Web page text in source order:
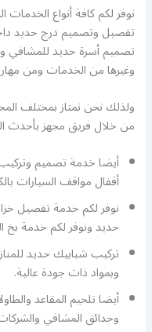
نوفر لكم كافة أنواع
تفصيل وتصميم درج حديد
تصميم أسرة حديد للمشافي
وغيرها من الخدمات ومن
ولذلك نحن نمتاز بمختلف
من خلال فريق مجهز بأحدث
أيضا خدمة تصميم
أقفال مواقف السيارات
نوفر لكم خدمة تفصيل
حديد ونوفر لكم خدمة بخ
تركيب شبابيك حديد
وبمواد ذات جودة عالية.
أيضا تلحيم المقاعد
وحدائق المشافي